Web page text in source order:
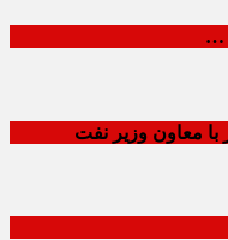
…
معاون وزیر نفت